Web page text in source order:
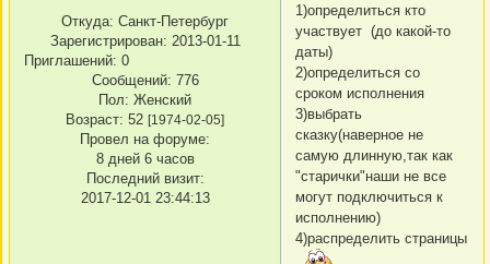
Откуда: Санкт-Петербург
Зарегистрирован: 2013-01-11
Приглашений: 0
Сообщений: 776
Пол: Женский
Возраст: 52 [1974-02-05]
Провел на форуме:
8 дней 6 часов
Последний визит:
2017-12-01 23:44:13
1)определиться кто
участвует (до какой-то
даты)
2)определиться со
сроком исполнения
3)выбрать
сказку(наверное не
самую длинную,так как
"старички"наши не все
могут подключиться к
исполнению)
4)распределить страницы